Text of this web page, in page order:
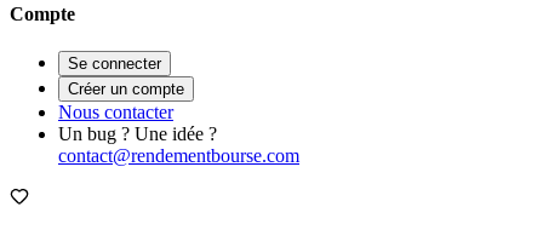
Compte
Se connecter
Créer un compte
Nous contacter
Un bug ? Une idée ?
contact@rendementbourse.com